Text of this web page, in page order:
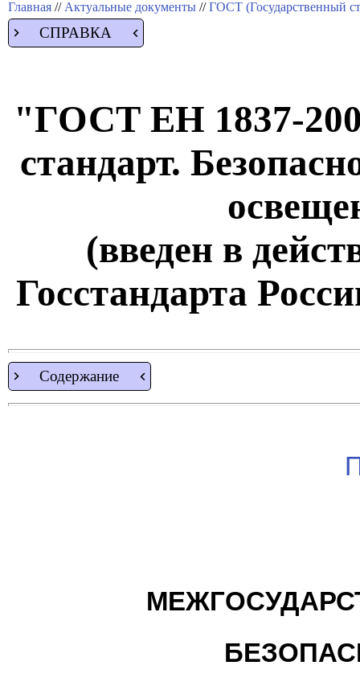
Главная // Актуальные документы //ГОСТ (Государственный
СПРАВКА
"ГОСТ ЕН 1837-
стандарт.
(введен в
Госстандарта
Содержание